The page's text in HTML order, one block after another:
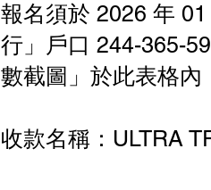
報名須於 2026 年
行」戶口 244-365-
數截圖」於此表格內
收款名稱：ULTRA